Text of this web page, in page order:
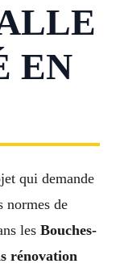
EN
qui demande
normes de
les Bouches-
rénovation